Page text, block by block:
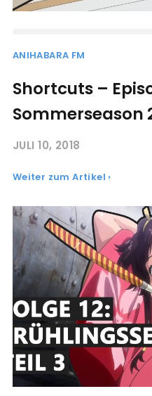
ANIHABARA FM
Shortcuts –
Sommerseason
JULI 10, 2018
Weiter zum Artikel ›